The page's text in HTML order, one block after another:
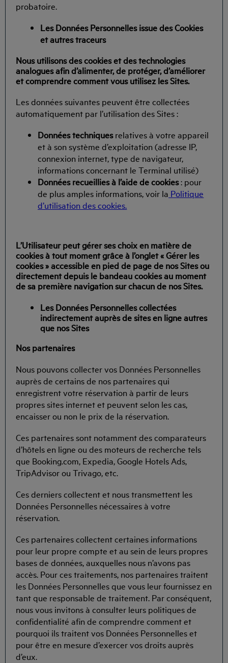
probatoire.
Les Données Personnelles issue des Cookies
et autres traceurs
Nous utilisons des cookies et des technologies
analogues afin d’alimenter, de protéger, d’améliorer
et comprendre comment vous utilisez les Sites.
Les données suivantes peuvent être collectées
automatiquement par l’utilisation des Sites :
Données techniquesrelatives à votre appareil
et à son système d’exploitation (adresse IP,
connexion internet, type de navigateur,
informations concernant le Terminal utilisé)
Données recueillies à l’aide de cookies: pour
de plus amples informations, voir la Politique
d’utilisation des cookies.
L’Utilisateur peut gérer ses choix en matière de
cookies à tout moment grâce à l’onglet « Gérer les
cookies » accessible en pied de page de nos Sites ou
directement depuis le bandeau cookies au moment
de sa première navigation sur chacun de nos Sites.
Les Données Personnelles collectées
indirectement auprès de sites en ligne autres
que nos Sites
Nos partenaires
Nous pouvons collecter vos Données Personnelles
auprès de certains de nos partenaires qui
enregistrent votre réservation à partir de leurs
propres sites internet et peuvent selon les cas,
encaisser ou non le prix de la réservation.
Ces partenaires sont notamment des comparateurs
d’hôtels en ligne ou des moteurs de recherche tels
que Booking.com, Expedia, Google Hotels Ads,
TripAdvisor ou Trivago, etc.
Ces derniers collectent et nous transmettent les
Données Personnelles nécessaires à votre
réservation.
Ces partenaires collectent certaines informations
pour leur propre compte et au sein de leurs propres
bases de données, auxquelles nous n’avons pas
accès. Pour ces traitements, nos partenaires traitent
les Données Personnelles que vous leur fournissez en
tant que responsable de traitement. Par conséquent,
nous vous invitons à consulter leurs politiques de
confidentialité afin de comprendre comment et
pourquoi ils traitent vos Données Personnelles et
pour être en mesure d’exercer vos droits auprès
d’eux.